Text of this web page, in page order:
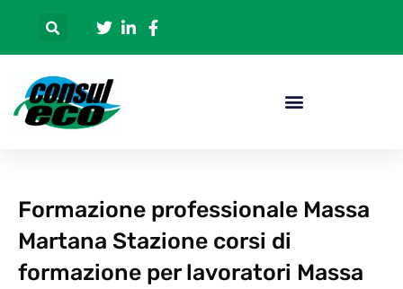
Formazione professionale Massa
Martana Stazione corsi di
formazione per lavoratori Massa